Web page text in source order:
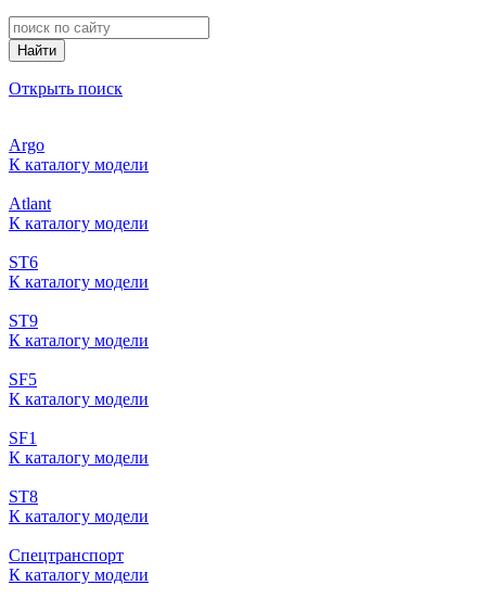
Найти
Открыть поиск
Argo
К каталогу модели
Atlant
К каталогу модели
ST6
К каталогу модели
ST9
К каталогу модели
SF5
К каталогу модели
SF1
К каталогу модели
ST8
К каталогу модели
Спецтранспорт
К каталогу модели